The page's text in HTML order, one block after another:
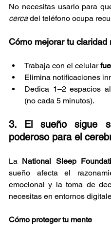
No necesitas usarlo para
cerca del teléfono ocupa
Cómo mejorar tu claridad
Trabaja con el celular
Elimina notificaciones
Dedica 1–2 espacios
(no cada 5 minutos).
3. El sueño sigue
poderoso para el
La National Sleep
sueño afecta el
emocional y la toma de
necesitas en entornos
Cómo proteger tu mente